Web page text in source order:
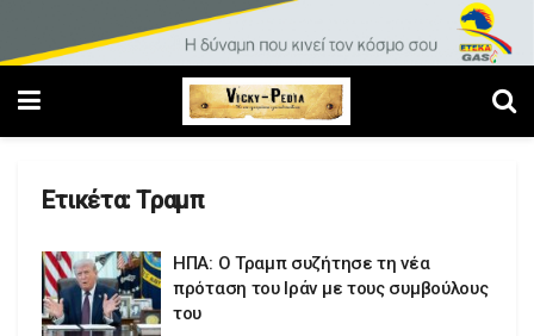
Ετικέτα:Τραμπ
ΗΠΑ: Ο Τραμπ συζήτησε τη νέα
πρόταση του Ιράν με τους συμβούλους
του